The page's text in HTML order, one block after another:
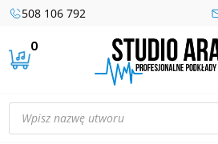
508 106 792
0
Wyszukiwarka
produktów